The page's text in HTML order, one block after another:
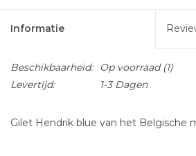
Informatie
Beschikbaarheid: Op voorraad(1)
Levertijd:
1-3 Dagen
Gilet Hendrik blue van het Belgische